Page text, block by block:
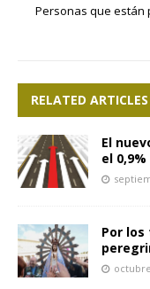
Personas que están
RELATED ARTICLES
El
el
Por